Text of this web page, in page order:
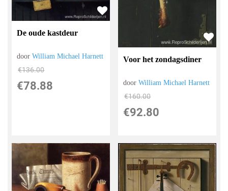
De oude kastdeur
doorWilliam Michael Harnett
€136.00
€78.88
Voor het zondagsdiner
doorWilliam Michael Harnett
€160.00
€92.80